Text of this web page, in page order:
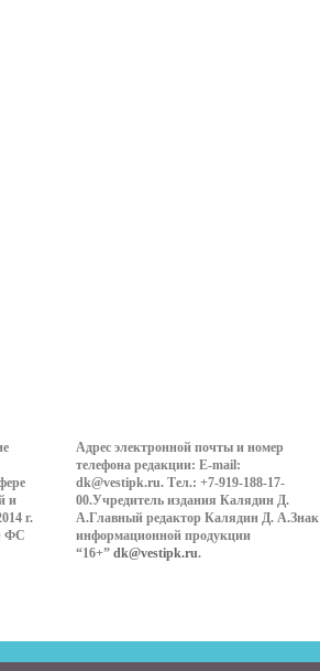
и
г.
ФС
Адрес электронной почты и номер
телефона редакции: E-mail:
dk@vestipk.ru. Тел.: +7-919-188-17-
00.Учредитель издания Калядин Д.
А.Главный редактор Калядин Д. А.Знак
информационной продукции
“16+” dk@vestipk.ru.